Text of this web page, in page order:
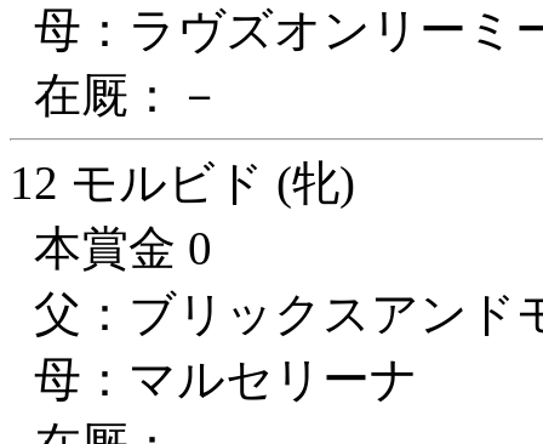
母：ラヴズオンリーミ
在厩：－
12 モルビド (牝)
本賞金 0
父：ブリックスアンド
母：マルセリーナ